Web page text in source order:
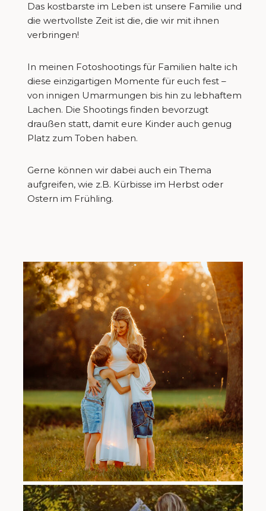
Das kostbarste im Leben ist unsere Familie und
die wertvollste Zeit ist die, die wir mit ihnen
verbringen!
In meinen Fotoshootings für Familien halte ich
diese einzigartigen Momente für euch fest –
von innigen Umarmungen bis hin zu lebhaftem
Lachen. Die Shootings finden bevorzugt
draußen statt, damit eure Kinder auch genug
Platz zum Toben haben.
Gerne können wir dabei auch ein Thema
aufgreifen, wie z.B. Kürbisse im Herbst oder
Ostern im Frühling.